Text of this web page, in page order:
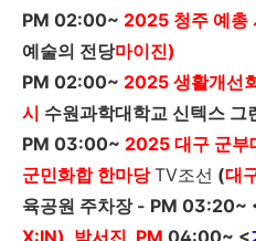
PM 02:00~ 2025 청주 예총
예술의 전당마이진)
PM 02:00~ 2025 생활개선
시 수원과학대학교 신텍스 그
PM 03:00~ 2025 대구 군부
군민화합 한마당 TV조선 (대
육공원 주차장 - PM 03:20~
X:IN), 박서진, PM 04:00~ <